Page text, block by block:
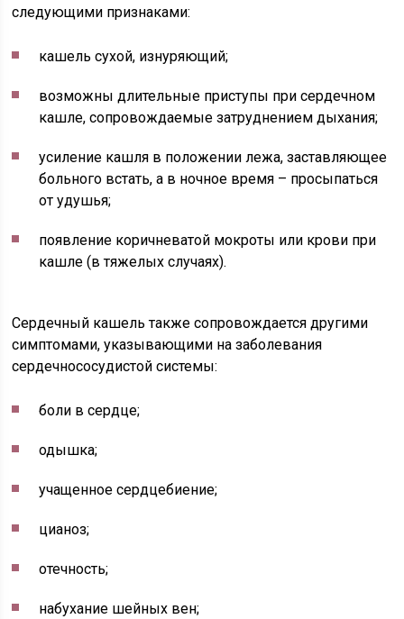
следующими признаками:
кашель сухой, изнуряющий;
возможны длительные приступы при сердечном
кашле, сопровождаемые затруднением дыхания;
усиление кашля в положении лежа, заставляющее
больного встать, а в ночное время – просыпаться
от удушья;
появление коричневатой мокроты или крови при
кашле (в тяжелых случаях).
Сердечный кашель также сопровождается другими
симптомами, указывающими на заболевания
сердечнососудистой системы:
боли в сердце;
одышка;
учащенное сердцебиение;
цианоз;
отечность;
набухание шейных вен;